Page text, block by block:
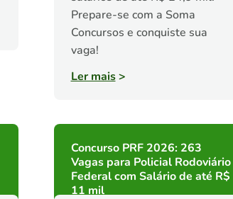
Prepare-se com a Soma
Concursos e conquiste sua
vaga!
Ler mais>
Concurso PRF 2026: 263
Vagas para Policial Rodoviário
Federal com Salário de até R$
11 mil